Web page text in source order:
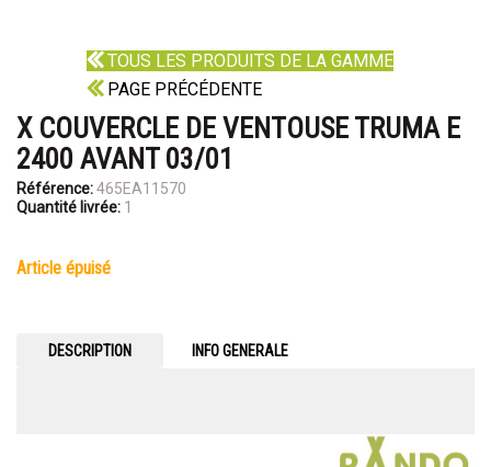
TOUS LES PRODUITS DE LA GAMME
PAGE PRÉCÉDENTE
X COUVERCLE DE VENTOUSE TRUMA E
2400 AVANT 03/01
Référence:465EA11570
Quantité livrée: 1
article épuisé
DESCRIPTION INFO GENERALE